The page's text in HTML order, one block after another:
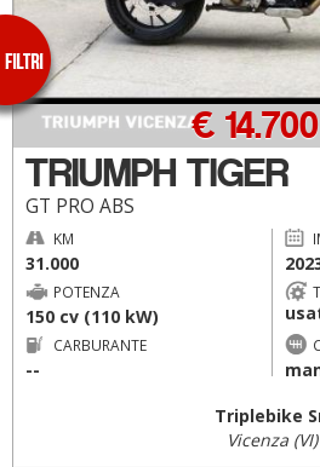
TRIUMPH TIGER
GT PRO ABS
€
KM
31.000
POTENZA
150 cv (110 kW)
CARBURANTE
--
Triplebike
Vicenza (VI)